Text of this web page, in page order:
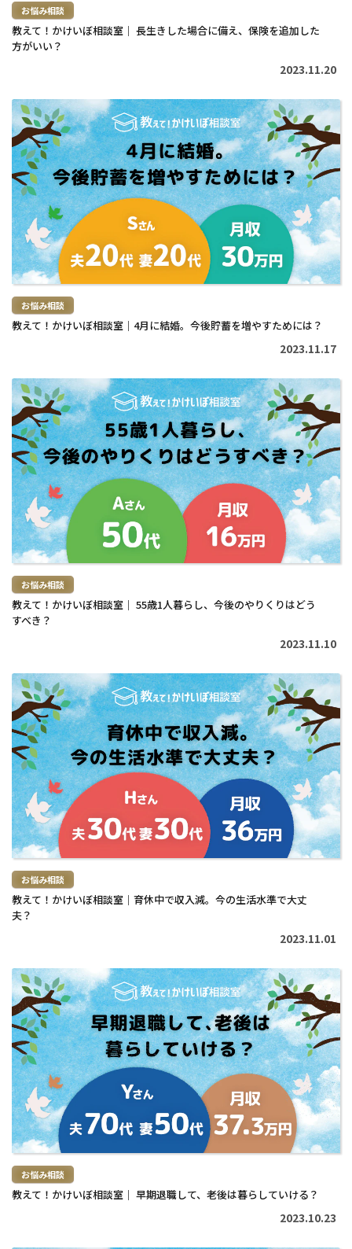
お悩み相談
教えて！かけいぼ相談室｜ 長生きした場合に備え、保険を追加した
方がいい？
2023.11.20
続
き
を
読
む
>
お悩み相談
教えて！かけいぼ相談室｜4月に結婚。今後貯蓄を増やすためには？
2023.11.17
続
き
を
読
む
>
お悩み相談
教えて！かけいぼ相談室｜ 55歳1人暮らし、今後のやりくりはどう
すべき？
2023.11.10
続
き
を
読
む
>
お悩み相談
教えて！かけいぼ相談室｜育休中で収入減。今の生活水準で大丈
夫？
2023.11.01
続
き
を
読
む
>
お悩み相談
教えて！かけいぼ相談室｜ 早期退職して、老後は暮らしていける？
2023.10.23